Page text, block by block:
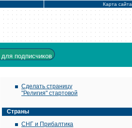
Карта сайта
для подписчиков
Сделать страницу
"Религия" стартовой
Страны
СНГ и Прибалтика